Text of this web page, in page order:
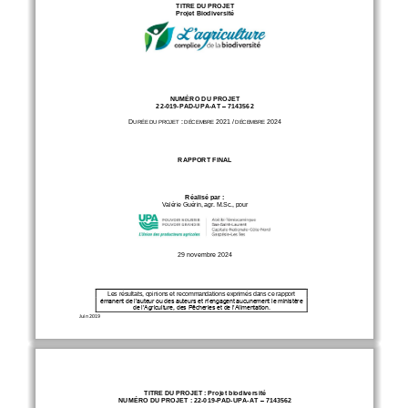
Juin 2019
TITRE DU PROJET
Projet Biodiversité
NUMÉRO DU PROJET
22-019-PAD-UPA-AT – 7143562
DURÉE DU PROJET : DÉCEMBRE 2021 / DÉCEMBRE 2024
RAPPORT FINAL
Réalisé par :
Valérie Guérin, agr. M.Sc., pour
29 novembre 2024
Les résultats, opinions et recommandations exprimés dans ce rapport
émanent de l’auteur ou des auteurs et n’engagent aucunement le ministère
de l’Agriculture, des Pêcheries et de l’Alimentation.
TITRE DU PROJET : Projet biodiversité
NUMÉRO DU PROJET : 22-019-PAD-UPA-AT – 7143562